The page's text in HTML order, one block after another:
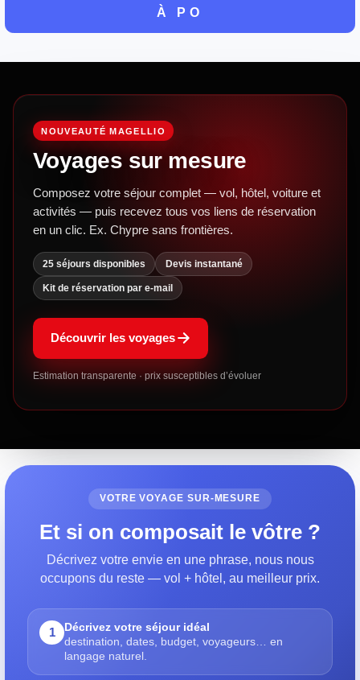
À PO
NOUVEAUTÉ MAGELLIO
Voyages sur mesure
Composez votre séjour complet — vol, hôtel, voiture et
activités — puis recevez tous vos liens de réservation
en un clic. Ex. Chypre sans frontières.
25 séjours disponibles Devis instantané
Kit de réservation par e-mail
Découvrir les voyages
Estimation transparente · prix susceptibles d’évoluer
VOTRE VOYAGE SUR-MESURE
Et si on composait le vôtre ?
Décrivez votre envie en une phrase, nous nous
occupons du reste — vol + hôtel, au meilleur prix.
1
Décrivez votre séjour idéal
destination, dates, budget, voyageurs… en
langage naturel.